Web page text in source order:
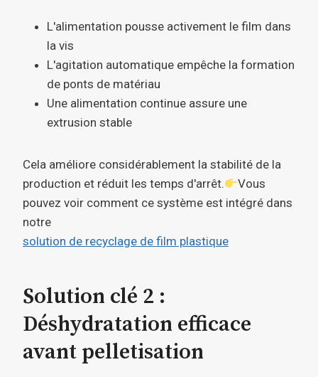
L'alimentation pousse activement le film dans
la vis
L'agitation automatique empêche la formation
de ponts de matériau
Une alimentation continue assure une
extrusion stable
Cela améliore considérablement la stabilité de la
production et réduit les temps d'arrêt.
Vous
pouvez voir comment ce système est intégré dans
notre
solution de recyclage de film plastique
Solution clé 2 :
Déshydratation efficace
avant pelletisation